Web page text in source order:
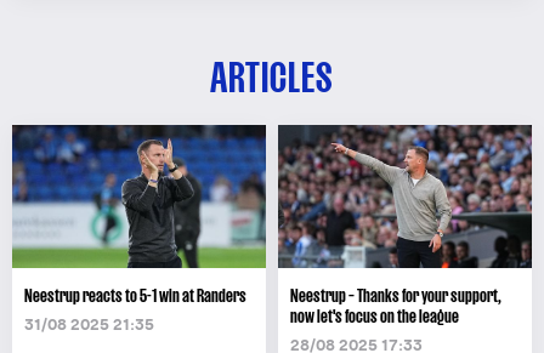
ARTICLES
Neestrup reacts to 5-1 win at Randers
31/08 2025 21:35
Neestrup – Thanks for your support,
now let's focus on the league
28/08 2025 17:33